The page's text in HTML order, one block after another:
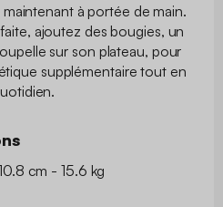
à portée de main.
ajoutez des bougies, un
sur son plateau, pour
supplémentaire tout en
cm - 15.6 kg